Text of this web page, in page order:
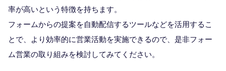
率が高いという特徴を持ちます。
フォームからの提案を自動配信するツールなどを活用するこ
とで、より効率的に営業活動を実施できるので、是非フォー
ム営業の取り組みを検討してみてください。